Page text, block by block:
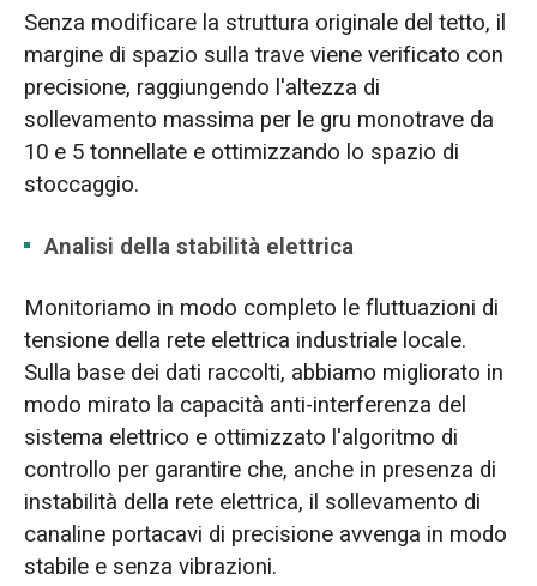
Senza modificare la struttura originale del tetto, il
margine di spazio sulla trave viene verificato con
precisione, raggiungendo l'altezza di
sollevamento massima per le gru monotrave da
10 e 5 tonnellate e ottimizzando lo spazio di
stoccaggio.
Analisi della stabilità elettrica
Monitoriamo in modo completo le fluttuazioni di
tensione della rete elettrica industriale locale.
Sulla base dei dati raccolti, abbiamo migliorato in
modo mirato la capacità anti-interferenza del
sistema elettrico e ottimizzato l'algoritmo di
controllo per garantire che, anche in presenza di
instabilità della rete elettrica, il sollevamento di
canaline portacavi di precisione avvenga in modo
stabile e senza vibrazioni.